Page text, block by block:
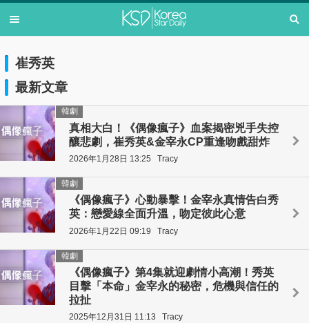
崔秀英
最新文章
真相大白！《偶像瘋子》血案揭密兇手失控
釀悲劇，崔秀英&金宰永CP重逢吻戲甜炸
韓劇
2026年1月28日 13:25 Tracy
《偶像瘋子》心動暴擊！金宰永真情告白秀
英：戀愛線全面升溫，吻定彼此心意
韓劇
2026年1月22日 09:19 Tracy
《偶像瘋子》第4集就迎劇情小高潮！秀英
目擊「本命」金宰永的秘密，危機與信任的
拉扯
韓劇
2025年12月31日 11:13 Tracy